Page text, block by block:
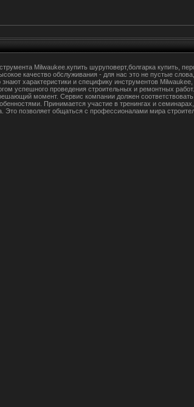
Milwaukee.купить шуруповерт,болгарка купить,
качество обслуживания - для нас это не пустые
характеристики и специфику инструментов
успешного проведения строительных и ремонтных
момент. Сервис компании должен соответствовать
Принимается участие в тренингах и
позволяет общаться с профессионалами мира